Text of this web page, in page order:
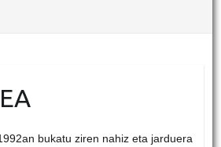
bukatu ziren nahiz eta jarduera